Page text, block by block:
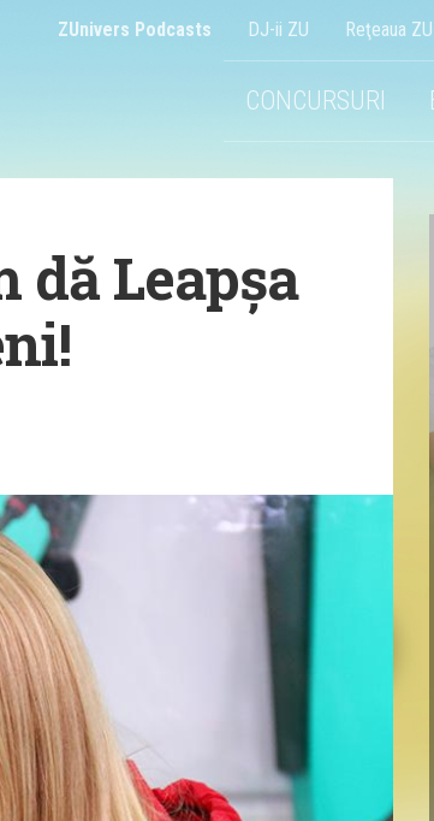
ZUnivers Podcasts DJ-ii ZU Reţeaua ZU
CONCURSURI
dă Leapșa